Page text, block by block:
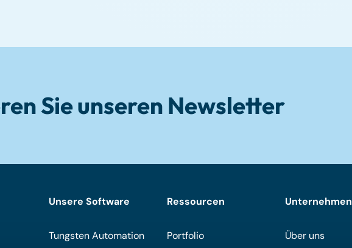
Sie unseren Newsletter
Unsere Software
Tungsten Automation
Ressourcen
Portfolio
Unternehmen
Über uns